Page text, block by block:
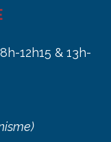
12h15 & 13h-